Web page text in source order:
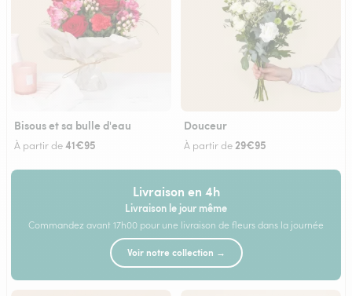
Bisous et sa bulle d'eau
À partir de41€95
Douceur
À partir de 29€95
Livraison en 4h
Livraison le jour même
Commandez avant 17h00 pour une livraison de fleurs dans la journée
Voir notre collection →